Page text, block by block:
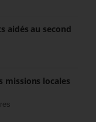
aidés au second
missions locales